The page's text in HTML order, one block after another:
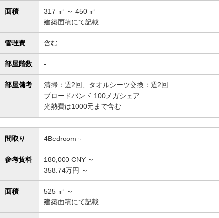
面積 317 ㎡ ～ 450 ㎡
建築面積にて記載
管理費 含む
部屋階数 -
部屋備考
清掃：週2回、タオルシーツ交換：週2回
ブロードバンド 100メガシェア
光熱費は1000元まで含む
間取り 4Bedroom～
参考賃料 180,000 CNY ～
358.74万円 ～
面積 525 ㎡ ～
建築面積にて記載